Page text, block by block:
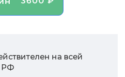
на всей
РФ